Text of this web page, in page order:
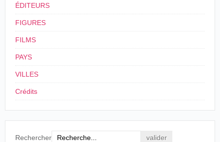
ÉDITEURS
FIGURES
FILMS
PAYS
VILLES
Crédits
Rechercher